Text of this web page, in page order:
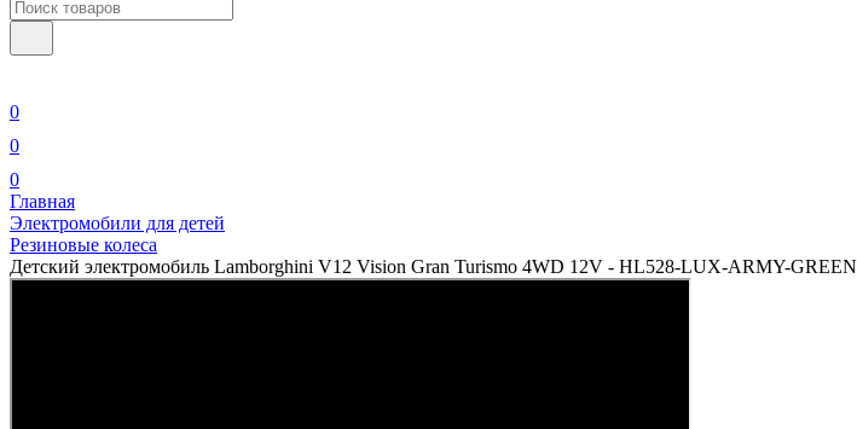
0
0
0
Главная
Электромобили для детей
Резиновые колеса
Детский электромобиль Lamborghini V12 Vision Gran Turismo 4WD 12V - HL528-LUX-ARMY-GREEN